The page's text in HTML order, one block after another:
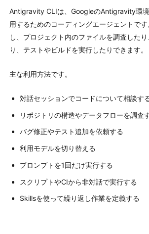
Antigravity CLIは、GoogleのAntigravity環
用するためのコーディングエージェントで
し、プロジェクト内のファイルを調査した
り、テストやビルドを実行したりできます。
主な利用方法です。
対話セッションでコードについて相談す
リポジトリの構造やデータフローを調査
バグ修正やテスト追加を依頼する
利用モデルを切り替える
プロンプトを1回だけ実行する
スクリプトやCIから非対話で実行する
Skillsを使って繰り返し作業を定義する